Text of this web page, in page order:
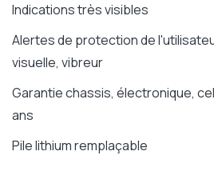
Indications très visibles
Alertes de protection de
visuelle, vibreur
Garantie chassis, électronique,
ans
Pile lithium remplaçable